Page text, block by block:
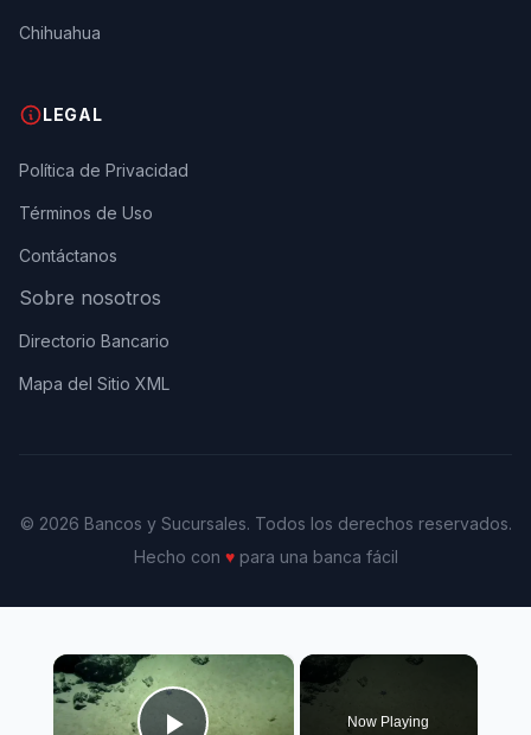
Chihuahua
LEGAL
Política de Privacidad
Términos de Uso
Contáctanos
Sobre nosotros
Directorio Bancario
Mapa del Sitio XML
© 2026 Bancos y Sucursales. Todos los derechos reservados.
Hecho con ♥para una banca fácil
×
Now Playing